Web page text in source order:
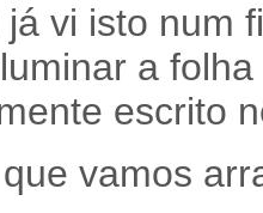
vi isto num
a
escrito
vamos